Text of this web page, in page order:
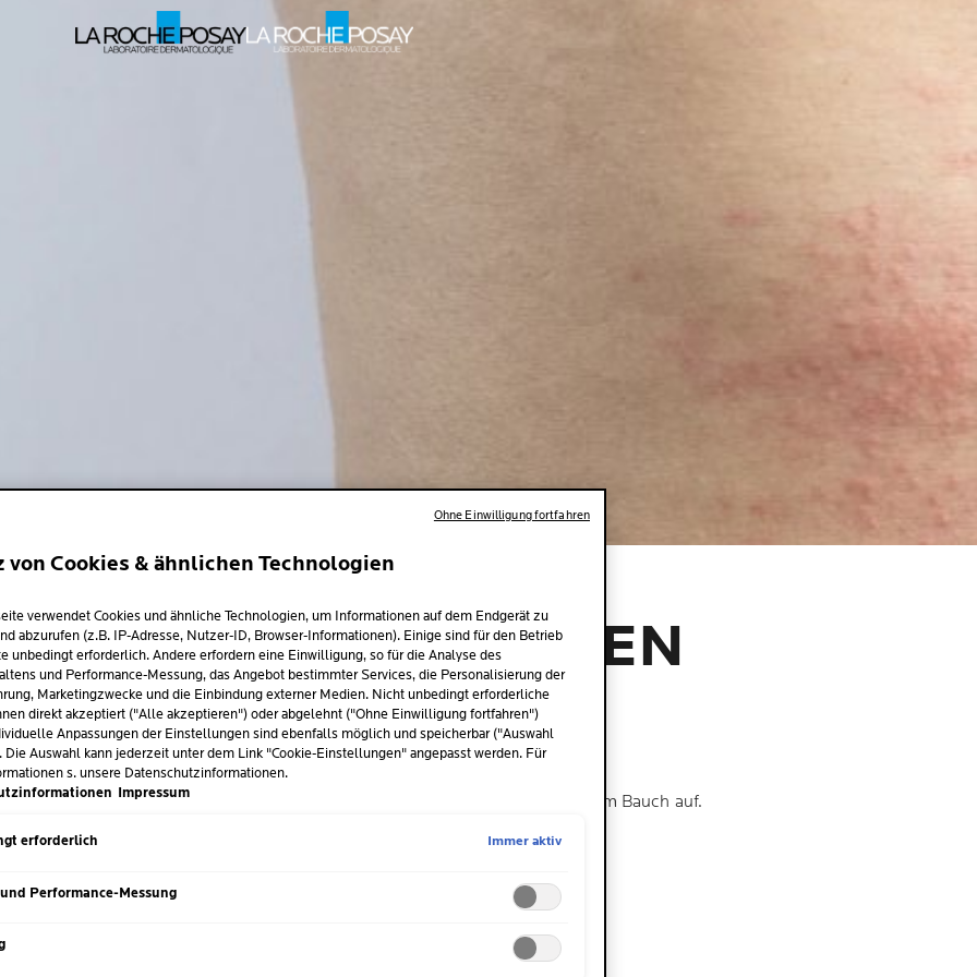
BAUCH: WIE ES
UND WAS DAGEGEN
vorkommenden Hautanliegen. Nicht selten tritt ein Ekzem auch am Bauch auf.
verbergen und wie du die Anzeichen mildern kannst, verraten wir hier.
von Cookies & ähnlichen Technologien
verwendet Cookies und ähnliche Technologien, um Informationen auf dem Endgerät zu
abzurufen (z.B. IP-Adresse, Nutzer-ID, Browser-Informationen). Einige sind für den Betrieb
unbedingt erforderlich. Andere erfordern eine Einwilligung, so für die Analyse des
und Performance-Messung, das Angebot bestimmter Services, die Personalisierung der
Marketingzwecke und die Einbindung externer Medien. Nicht unbedingt erforderliche
direkt akzeptiert ("Alle akzeptieren") oder abgelehnt ("Ohne Einwilligung fortfahren")
Anpassungen der Einstellungen sind ebenfalls möglich und speicherbar ("Auswahl
Die Auswahl kann jederzeit unter dem Link "Cookie-Einstellungen" angepasst werden. Für
s. unsere Datenschutzinformationen.
Impressum
erforderlich Immer aktiv
Performance-Messung
Ohne Einwilligung fortfahren